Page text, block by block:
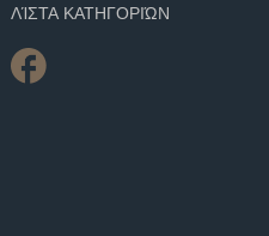
ΛΊΣΤΑ ΚΑΤΗΓΟΡΙΏΝ